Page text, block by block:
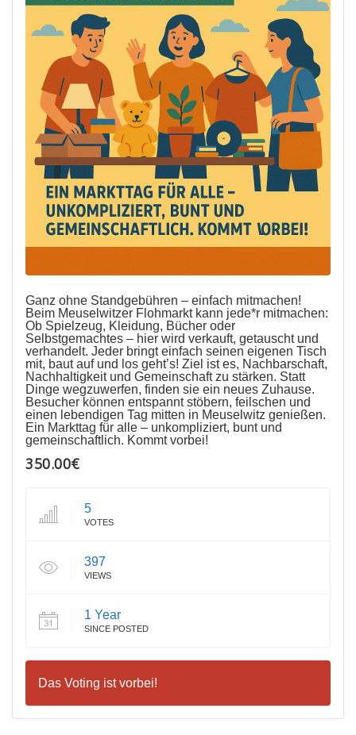
Ganz ohne Standgebühren – einfach mitmachen!
Beim Meuselwitzer Flohmarkt kann jede*r mitmachen:
Ob Spielzeug, Kleidung, Bücher oder
Selbstgemachtes – hier wird verkauft, getauscht und
verhandelt. Jeder bringt einfach seinen eigenen Tisch
mit, baut auf und los geht’s! Ziel ist es, Nachbarschaft,
Nachhaltigkeit und Gemeinschaft zu stärken. Statt
Dinge wegzuwerfen, finden sie ein neues Zuhause.
Besucher können entspannt stöbern, feilschen und
einen lebendigen Tag mitten in Meuselwitz genießen.
Ein Markttag für alle – unkompliziert, bunt und
gemeinschaftlich. Kommt vorbei!
350.00€
5
VOTES
397
VIEWS
1 Year
SINCE POSTED
Das Voting ist vorbei!